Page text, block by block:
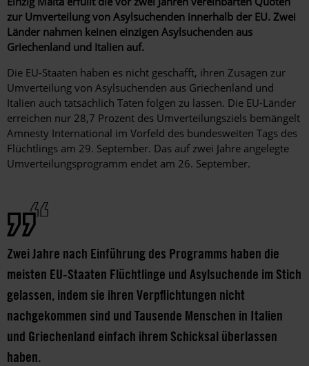
zur Umverteilung von Asylsuchenden innerhalb der EU. Zwei
Länder nahmen keinen einzigen Asylsuchenden aus
Griechenland und Italien auf.
Die EU-Staaten haben es nicht geschafft, ihren Zusagen zur
Umverteilung von Asylsuchenden aus Griechenland und
Italien auch tatsächlich Taten folgen zu lassen. Die EU-Länder
erreichen nur 28,7 Prozent des Umverteilungsziels bemängelt
Amnesty International im Vorfeld des bundesweiten Tags des
Flüchtlings am 29. September. Das auf zwei Jahre angelegte
Umverteilungsprogramm endet am 26. September.
Zwei Jahre nach Einführung des Programms haben die
meisten EU-Staaten Flüchtlinge und Asylsuchende im Stich
gelassen, indem sie ihren Verpflichtungen nicht
nachgekommen sind und Tausende Menschen in Italien
und Griechenland einfach ihrem Schicksal überlassen
haben.